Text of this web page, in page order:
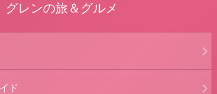
グレンの旅＆グルメ
ド